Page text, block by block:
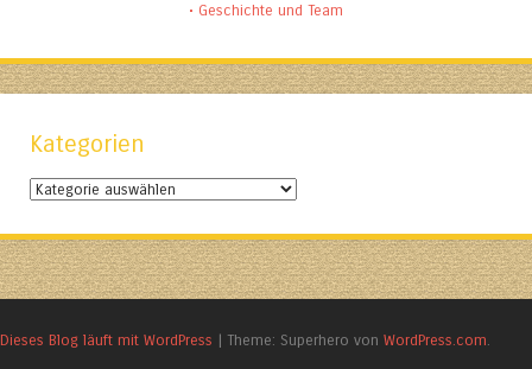
• Geschichte und Team
Kategorien
Kategorien
Dieses Blog läuft mit WordPress | Theme: Superhero von WordPress.com